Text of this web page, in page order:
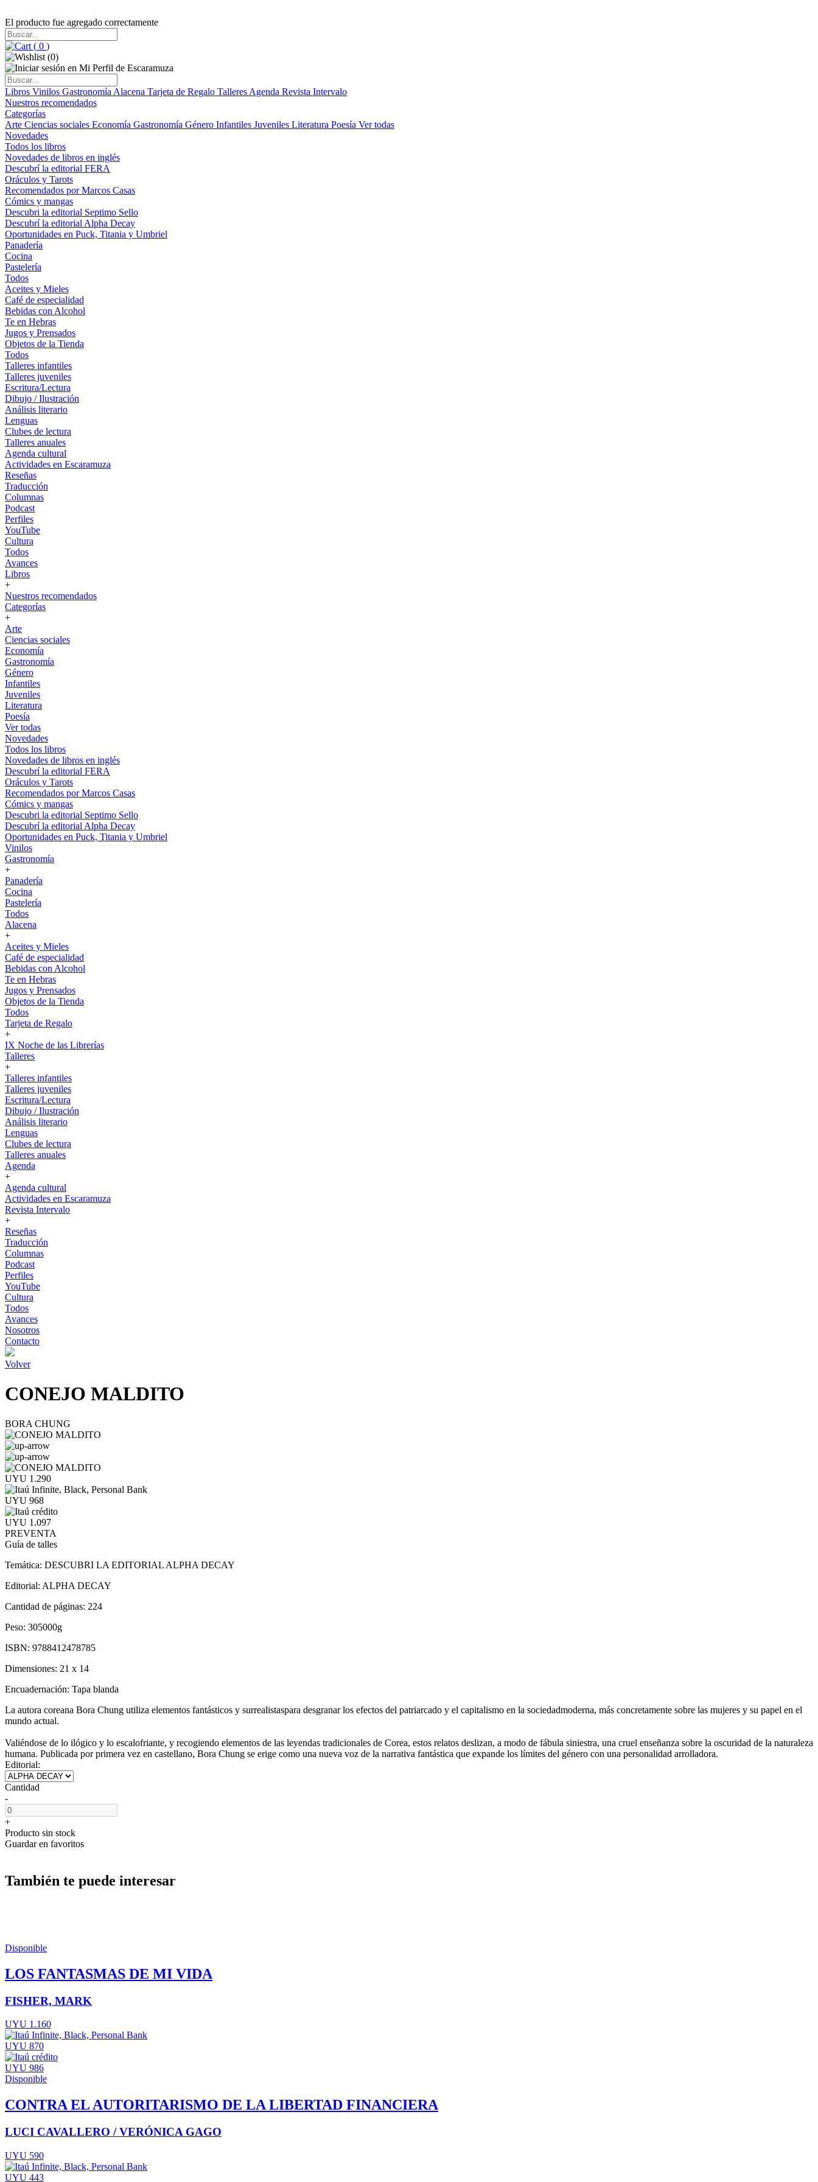
El producto fue agregado correctamente
( 0 )
(0)
Libros Vinilos Gastronomía Alacena Tarjeta de Regalo Talleres Agenda Revista Intervalo
Nuestros recomendados
Categorías
Arte Ciencias sociales Economía Gastronomía Género Infantiles Juveniles Literatura Poesía Ver todas
Novedades
Todos los libros
Novedades de libros en inglés
Descubrí la editorial FERA
Oráculos y Tarots
Recomendados por Marcos Casas
Cómics y mangas
Descubri la editorial Septimo Sello
Descubrí la editorial Alpha Decay
Oportunidades en Puck, Titania y Umbriel
Panadería
Cocina
Pastelería
Todos
Aceites y Mieles
Café de especialidad
Bebidas con Alcohol
Te en Hebras
Jugos y Prensados
Objetos de la Tienda
Todos
Talleres infantiles
Talleres juveniles
Escritura/Lectura
Dibujo / Ilustración
Análisis literario
Lenguas
Clubes de lectura
Talleres anuales
Agenda cultural
Actividades en Escaramuza
Reseñas
Traducción
Columnas
Podcast
Perfiles
YouTube
Cultura
Todos
Avances
Libros
+
Nuestros recomendados
Categorías
+
Arte
Ciencias sociales
Economía
Gastronomía
Género
Infantiles
Juveniles
Literatura
Poesía
Ver todas
Novedades
Todos los libros
Novedades de libros en inglés
Descubrí la editorial FERA
Oráculos y Tarots
Recomendados por Marcos Casas
Cómics y mangas
Descubri la editorial Septimo Sello
Descubrí la editorial Alpha Decay
Oportunidades en Puck, Titania y Umbriel
Vinilos
Gastronomía
+
Panadería
Cocina
Pastelería
Todos
Alacena
+
Aceites y Mieles
Café de especialidad
Bebidas con Alcohol
Te en Hebras
Jugos y Prensados
Objetos de la Tienda
Todos
Tarjeta de Regalo
+
IX Noche de las Librerías
Talleres
+
Talleres infantiles
Talleres juveniles
Escritura/Lectura
Dibujo / Ilustración
Análisis literario
Lenguas
Clubes de lectura
Talleres anuales
Agenda
+
Agenda cultural
Actividades en Escaramuza
Revista Intervalo
+
Reseñas
Traducción
Columnas
Podcast
Perfiles
YouTube
Cultura
Todos
Avances
Nosotros
Contacto
Volver
CONEJO MALDITO
BORA CHUNG
UYU 1.290
UYU 968
UYU 1.097
PREVENTA
Guía de talles
Temática: DESCUBRI LA EDITORIAL ALPHA DECAY
Editorial: ALPHA DECAY
Cantidad de páginas: 224
Peso: 305000g
ISBN: 9788412478785
Dimensiones: 21 x 14
Encuadernación: Tapa blanda
La autora coreana Bora Chung utiliza elementos fantásticos y surrealistaspara desgranar los efectos del patriarcado y el capitalismo en la sociedadmoderna, más concretamente sobre las mujeres y su papel en el
mundo actual.
Valiéndose de lo ilógico y lo escalofriante, y recogiendo elementos de las leyendas tradicionales de Corea, estos relatos deslizan, a modo de fábula siniestra, una cruel enseñanza sobre la oscuridad de la naturaleza
humana. Publicada por primera vez en castellano, Bora Chung se erige como una nueva voz de la narrativa fantástica que expande los límites del género con una personalidad arrolladora.
Editorial:
Cantidad
-
+
Producto sin stock
Guardar en favoritos
También te puede interesar
Disponible
LOS FANTASMAS DE MI VIDA
FISHER, MARK
UYU 1.160
UYU 870
UYU 986
Disponible
CONTRA EL AUTORITARISMO DE LA LIBERTAD FINANCIERA
LUCI CAVALLERO / VERÓNICA GAGO
UYU 590
UYU 443